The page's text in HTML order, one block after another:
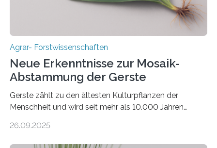
Agrar- Forstwissenschaften
Neue Erkenntnisse zur Mosaik-
Abstammung der Gerste
Gerste zählt zu den ältesten Kulturpflanzen der
Menschheit und wird seit mehr als 10.000 Jahren
einzigen Ort domestiziert wurde. Eine neue Studie eines
26.09.2025